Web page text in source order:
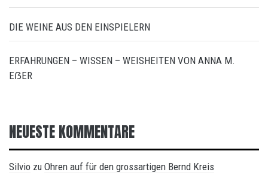
DIE WEINE AUS DEN EINSPIELERN
ERFAHRUNGEN – WISSEN – WEISHEITEN VON ANNA M.
EẞER
NEUESTE KOMMENTARE
Silvio zu Ohren auf für den grossartigen Bernd Kreis